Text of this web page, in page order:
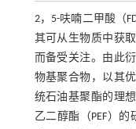
2，5-呋喃二甲酸（
其可从生物质中获
而备受关注。由此
物基聚合物，以其
统石油基聚酯的理
乙二醇酯（PEF）的